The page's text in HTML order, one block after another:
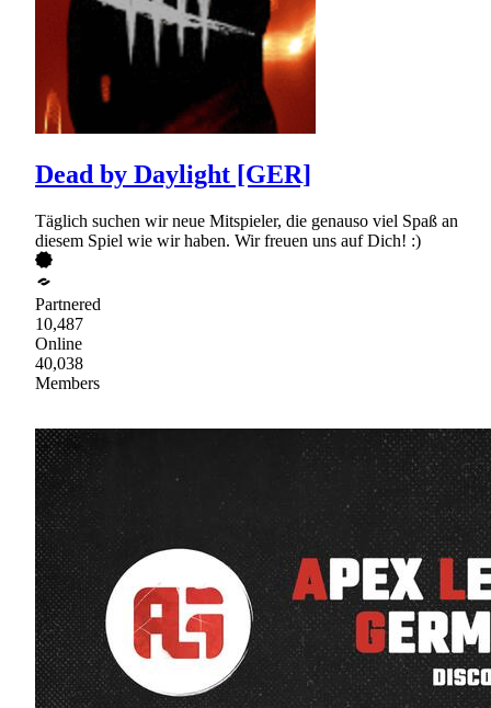
Dead by Daylight [GER]
Täglich suchen wir neue Mitspieler, die genauso viel Spaß an
diesem Spiel wie wir haben. Wir freuen uns auf Dich! :)
Partnered
10,487
Online
40,038
Members